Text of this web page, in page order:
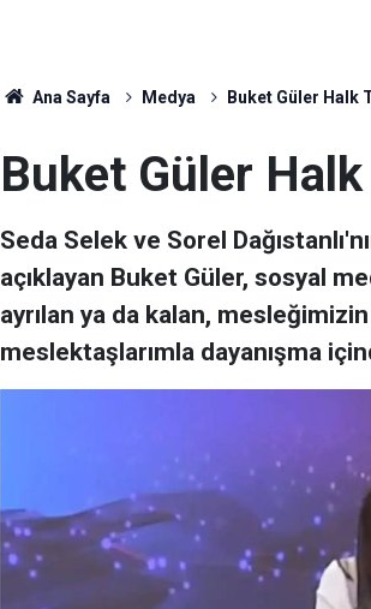
Ana Sayfa Medya Buket Güler Halk
Buket Güler Halk
Seda Selek ve Sorel
açıklayan Buket Güler, sosyal
ayrılan ya da kalan,
meslektaşlarımla dayanışma